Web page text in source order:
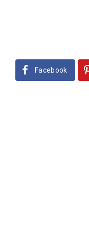
Facebook